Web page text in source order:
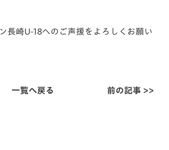
長崎U-18へのご声援をよろしくお願い
一覧へ戻る 前の記事 >>